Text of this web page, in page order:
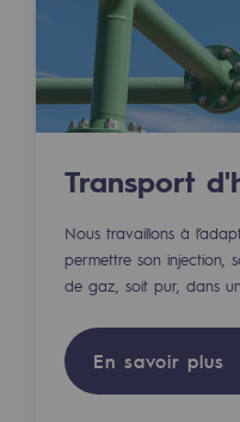
Préservation
Gestion des
Responsabilité
Energiz Mouv
Energiz
Territorial
Transport
Nous travaillons à
permettre son injection,
de gaz, soit pur, dans
En savoir plus